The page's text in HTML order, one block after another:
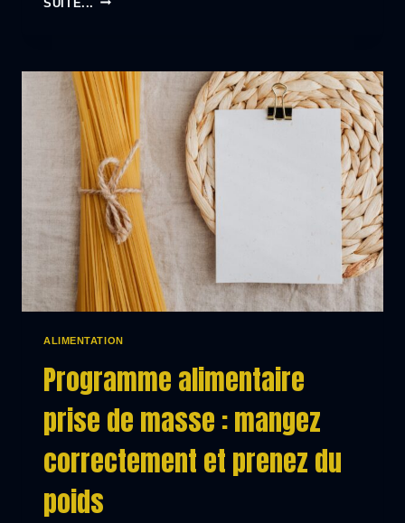
SUITE...
ECTOMORPHE
:
COMMENT
MANGER
QUAND
ON
EST
MAIGRE
?
ALIMENTATION
Programme alimentaire
prise de masse : mangez
correctement et prenez du
poids